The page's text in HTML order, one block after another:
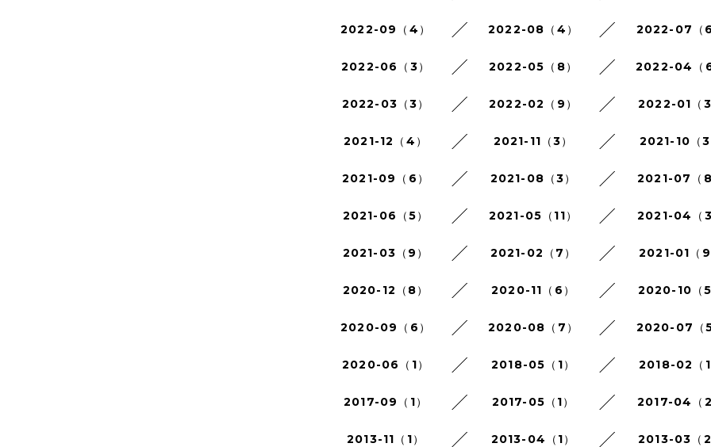
2022-09（4） 2022-08（4） 2022-07（6
2022-06（3） 2022-05（8） 2022-04（6
2022-03（3） 2022-02（9） 2022-01（3
2021-12（4） 2021-11（3） 2021-10（3
2021-09（6） 2021-08（3） 2021-07（8
2021-06（5） 2021-05（11） 2021-04（3
2021-03（9） 2021-02（7） 2021-01（9
2020-12（8） 2020-11（6） 2020-10（5
2020-09（6） 2020-08（7） 2020-07（5
2020-06（1） 2018-05（1） 2018-02（1
2017-09（1） 2017-05（1） 2017-04（2
2013-11（1） 2013-04（1） 2013-03（2